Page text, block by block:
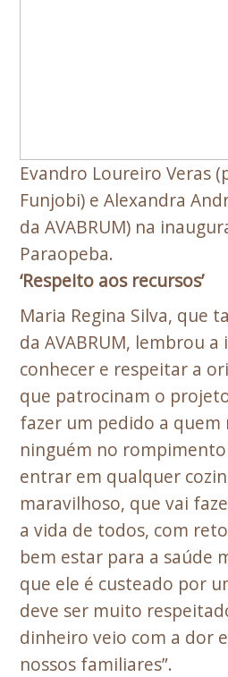
Evandro Loureiro Veras
Funjobi) e Alexandra
da AVABRUM) na
Paraopeba.
‘Respeito aos recursos’
Maria Regina Silva, que
da AVABRUM, lembrou
conhecer e respeitar a
que patrocinam o
fazer um pedido a quem
ninguém no
entrar em qualquer
maravilhoso, que vai
a vida de todos, com
bem estar para a saúde
que ele é custeado por
deve ser muito
dinheiro veio com a dor
nossos familiares”.